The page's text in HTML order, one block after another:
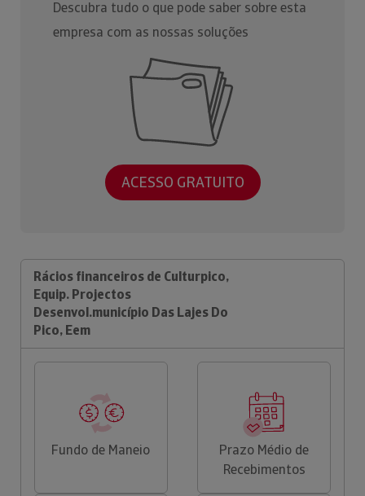
Descubra tudo o que pode saber sobre esta
empresa com as nossas soluções
ACESSO GRATUITO
Rácios financeiros de Culturpico,
Equip. Projectos
Desenvol.município Das Lajes Do
Pico, Eem
Fundo de Maneio
Prazo Médio de
Recebimentos